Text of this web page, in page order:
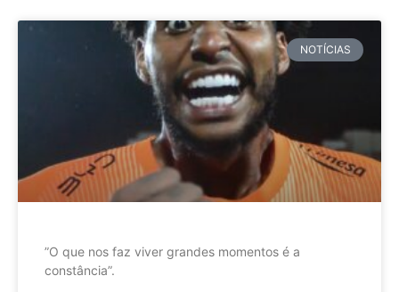
NOTÍCIAS
”O que nos faz viver grandes momentos é a
constância”.